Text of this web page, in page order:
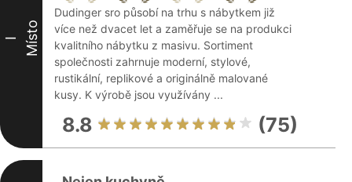
I Místo
Dudinger sro působí na trhu s nábytkem již
více než dvacet let a zaměřuje se na produkci
kvalitního nábytku z masivu. Sortiment
společnosti zahrnuje moderní, stylové,
rustikální, replikové a originálně malované
kusy. K výrobě jsou využívány ...
8.8 (75)